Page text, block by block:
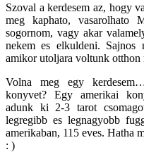
Szoval a kerdesem az, hogy
meg kaphato, vasarolhato
sogornom, vagy akar
nekem es elkuldeni. Sajnos
amikor utoljara voltunk otthon
Volna meg egy
konyvet? Egy amerikai
adunk ki 2-3 tarot
legregibb es legnagyobb
amerikaban, 115 eves. Hatha
: )